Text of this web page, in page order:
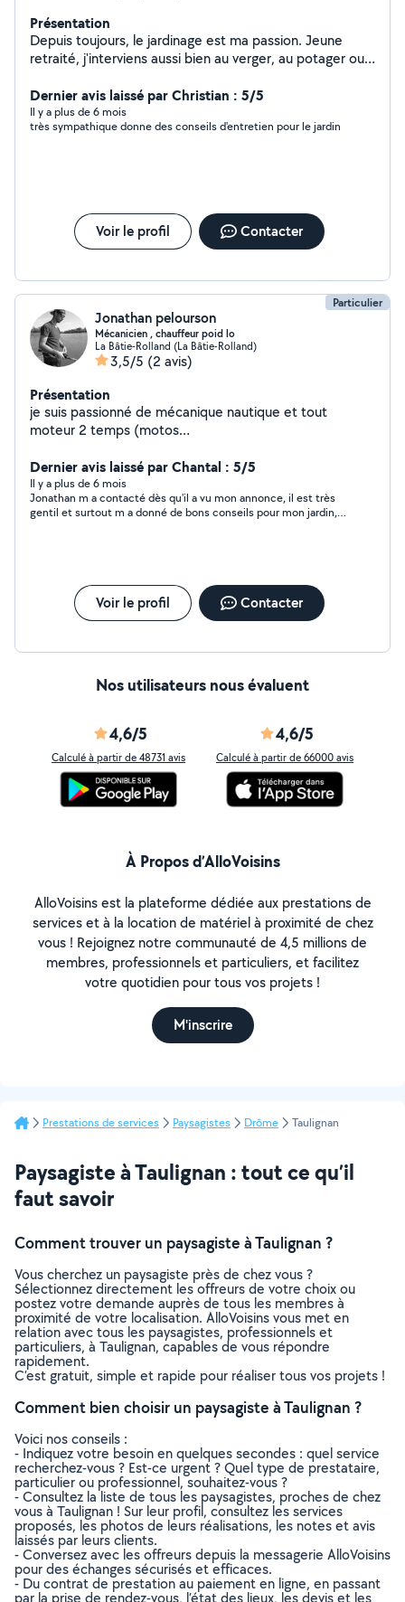
Présentation
Depuis toujours, le jardinage est ma passion. Jeune
retraité, j'interviens aussi bien au verger, au potager ou
formation, d'entretien ou l'élagage, la permaculture,
compostage ... et divers services
Dernier avis laissé par Christian : 5/5
Il y a plus de 6 mois
très sympathique donne des conseils d'entretien pour le jardin
Voir le profil Contacter
Particulier
Jonathan pelourson
Mécanicien , chauffeur poid lo
La Bâtie-Rolland (La Bâtie-Rolland)
3,5/5 (2 avis)
Présentation
je suis passionné de mécanique nautique et tout
moteur 2 temps (motos
avant tout
mecanicien(freinage,suspension,vidange,alternateur...)
après je touche a tout le bricolage et se qui peut se
réparé
Dernier avis laissé par Chantal : 5/5
Il y a plus de 6 mois
Jonathan m a contacté dès qu'il a vu mon annonce, il est très
gentil et surtout m a donné de bons conseils pour mon jardin,
Voir le profil Contacter
Nos utilisateurs nous évaluent
4,6/5
Calculé à partir de 48731 avis
4,6/5
Calculé à partir de 66000 avis
À Propos d’AlloVoisins
AlloVoisins est la plateforme dédiée aux prestations de
services et à la location de matériel à proximité de chez
vous ! Rejoignez notre communauté de 4,5 millions de
membres, professionnels et particuliers, et facilitez
votre quotidien pour tous vos projets !
M'inscrire
Prestations de services Paysagistes Drôme Taulignan
Paysagiste à Taulignan : tout ce qu’il
faut savoir
Comment trouver un paysagiste à Taulignan ?
Vous cherchez un paysagiste près de chez vous ?
Sélectionnez directement les offreurs de votre choix ou
postez votre demande auprès de tous les membres à
proximité de votre localisation. AlloVoisins vous met en
relation avec tous les paysagistes, professionnels et
particuliers, à Taulignan, capables de vous répondre
rapidement.
C’est gratuit, simple et rapide pour réaliser tous vos projets !
Comment bien choisir un paysagiste à Taulignan ?
Voici nos conseils :
- Indiquez votre besoin en quelques secondes : quel service
recherchez-vous ? Est-ce urgent ? Quel type de prestataire,
particulier ou professionnel, souhaitez-vous ?
- Consultez la liste de tous les paysagistes, proches de chez
vous à Taulignan ! Sur leur profil, consultez les services
proposés, les photos de leurs réalisations, les notes et avis
laissés par leurs clients.
- Conversez avec les offreurs depuis la messagerie AlloVoisins
pour des échanges sécurisés et efficaces.
- Du contrat de prestation au paiement en ligne, en passant
par la prise de rendez-vous, l’état des lieux, les devis et les